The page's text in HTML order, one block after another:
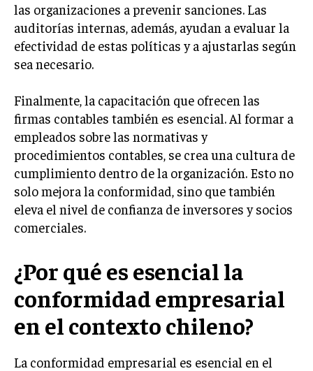
MARKETING B2B
MARKETING B2C
FRANQUICIAS
MARKETING DE INFLUENCERS
E-COMMERCE Y COMERCIO ELECTRÓNICO
ESTRATEGIAS DE PRICING Y GESTIÓN DE
PRECIOS
GESTIÓN DE CRISIS EMPRESARIALES
EMPRESAS Y STARTUPS TECNOLÓGICAS
GESTIÓN DE LA EXPERIENCIA DEL CLIENTE
MÁS
PROYECTOS
GESTIÓN DE PROYECTOS
SUMINISTRO
las organizaciones a prevenir sanciones. Las
auditorías internas, además, ayudan a evaluar la
efectividad de estas políticas y a ajustarlas según
sea necesario.
Finalmente, la capacitación que ofrecen las
firmas contables también es esencial. Al formar a
empleados sobre las normativas y
procedimientos contables, se crea una cultura de
cumplimiento dentro de la organización. Esto no
solo mejora la conformidad, sino que también
eleva el nivel de confianza de inversores y socios
comerciales.
¿Por qué es esencial la
conformidad empresarial
en el contexto chileno?
La conformidad empresarial es esencial en el